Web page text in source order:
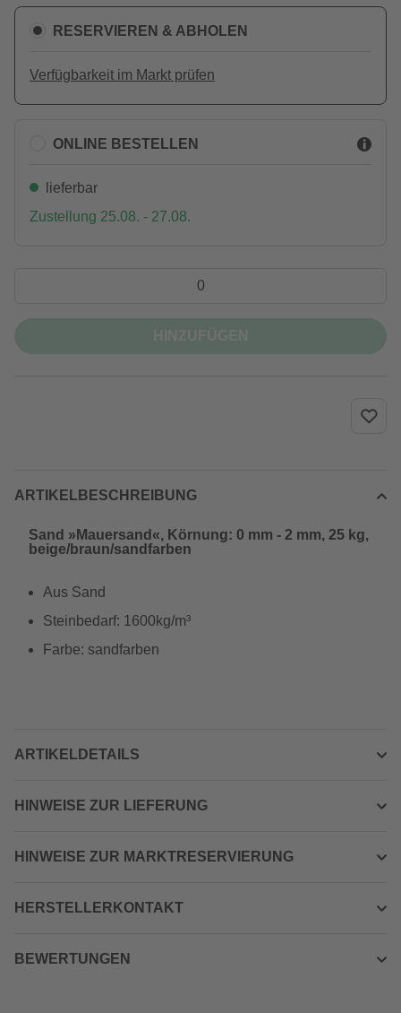
RESERVIEREN & ABHOLEN
Verfügbarkeit im Markt prüfen
ONLINE BESTELLEN
lieferbar
Zustellung 25.08. - 27.08.
ARTIKELBESCHREIBUNG
Sand »Mauersand«, Körnung: 0 mm - 2 mm, 25 kg,
beige/braun/sandfarben
Aus Sand
Steinbedarf: 1600kg/m³
Farbe: sandfarben
ARTIKELDETAILS
HINWEISE ZUR LIEFERUNG
HINWEISE ZUR MARKTRESERVIERUNG
HERSTELLERKONTAKT
BEWERTUNGEN